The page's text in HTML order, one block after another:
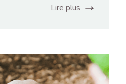
Lire plus